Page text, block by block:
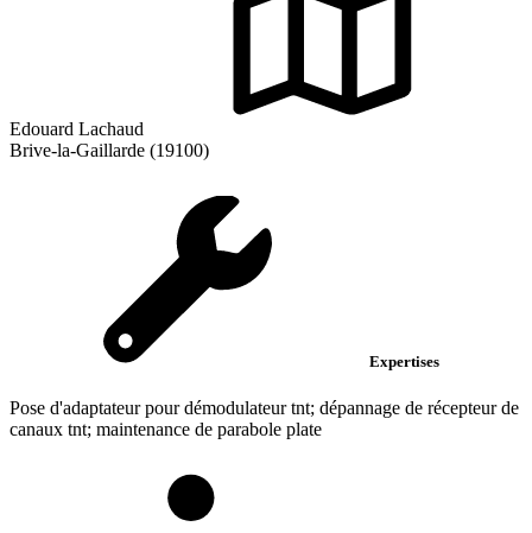
Edouard Lachaud
Brive-la-Gaillarde (19100)
Expertises
Pose d'adaptateur pour démodulateur tnt; dépannage de récepteur de
canaux tnt; maintenance de parabole plate